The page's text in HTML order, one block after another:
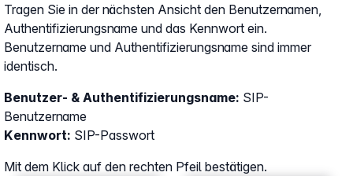
Tragen Sie in der nächsten Ansicht den Benutzernamen,
Authentifizierungsname und das Kennwort ein.
Benutzername und Authentifizierungsname sind immer
identisch.
Benutzer- & Authentifizierungsname: SIP-
Benutzername
Kennwort: SIP-Passwort
Mit dem Klick auf den rechten Pfeil bestätigen.